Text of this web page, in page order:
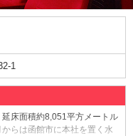
1
延床面積約8,051平方メートル
らは函館市に本社を置く水